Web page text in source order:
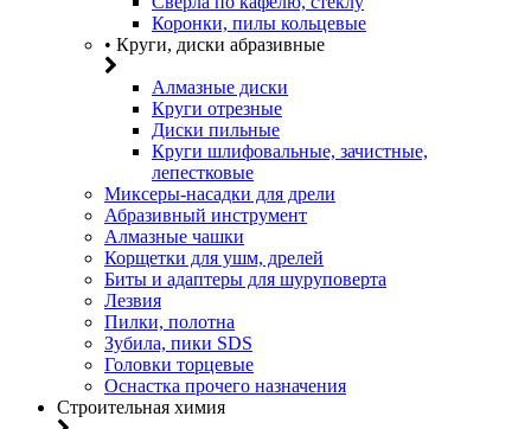
Коронки, пилы кольцевые
• Круги, диски абразивные
Алмазные диски
Круги отрезные
Диски пильные
Круги шлифовальные, зачистные,
лепестковые
Миксеры-насадки для дрели
Абразивный инструмент
Алмазные чашки
Корщетки для ушм, дрелей
Биты и адаптеры для шуруповерта
Лезвия
Пилки, полотна
Зубила, пики SDS
Головки торцевые
Оснастка прочего назначения
Строительная химия